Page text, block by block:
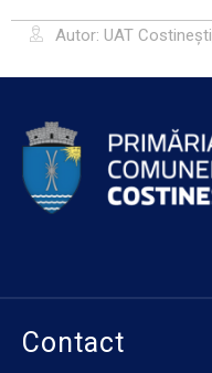
Autor: UAT Costinești
Contact